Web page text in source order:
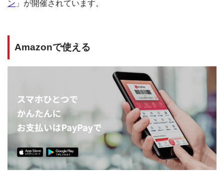
ン 」が開催されています。
Amazonで使える